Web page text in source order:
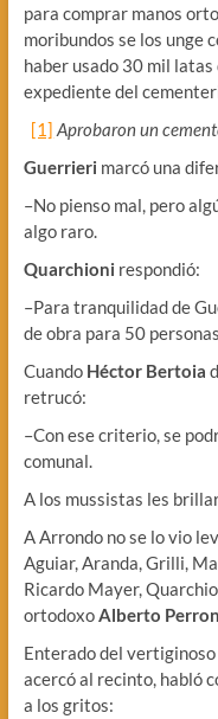
para comprar manos
moribundos se los unge
haber usado 30 mil
expediente del
[1] Aprobaron un
Guerrieri marcó una
–No pienso mal, pero
algo raro.
Quarchioni respondió:
–Para tranquilidad de
de obra para 50
Cuando Héctor Bertoia
retrucó:
–Con ese criterio, se
comunal.
A los mussistas les
A Arrondo no se lo vio
Aguiar, Aranda, Grilli,
Ricardo Mayer,
ortodoxoAlberto
Enterado del
acercó al recinto, habló
a los gritos: